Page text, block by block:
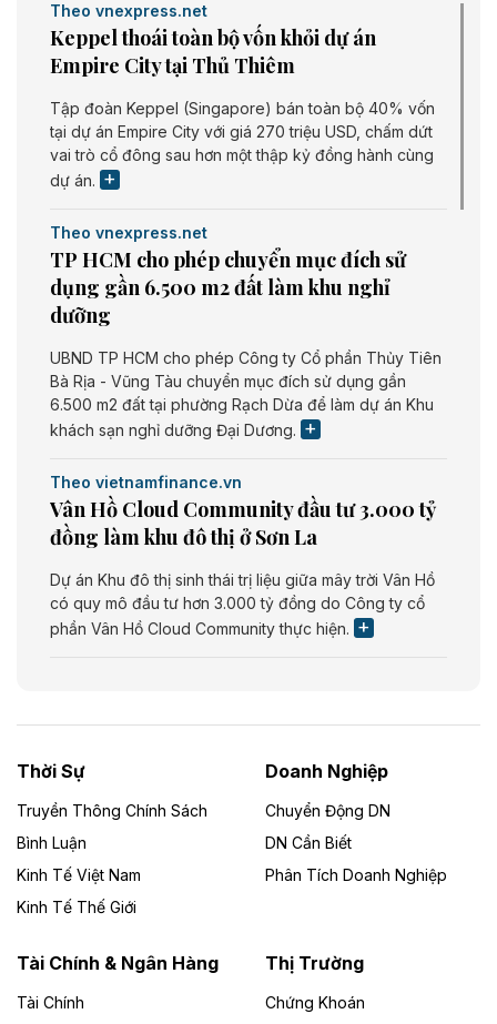
Theo vnexpress.net
Keppel thoái toàn bộ vốn khỏi dự án
Empire City tại Thủ Thiêm
Tập đoàn Keppel (Singapore) bán toàn bộ 40% vốn
tại dự án Empire City với giá 270 triệu USD, chấm dứt
vai trò cổ đông sau hơn một thập kỷ đồng hành cùng
dự án.
Theo vnexpress.net
TP HCM cho phép chuyển mục đích sử
dụng gần 6.500 m2 đất làm khu nghỉ
dưỡng
UBND TP HCM cho phép Công ty Cổ phần Thủy Tiên
Bà Rịa - Vũng Tàu chuyển mục đích sử dụng gần
6.500 m2 đất tại phường Rạch Dừa để làm dự án Khu
khách sạn nghỉ dưỡng Đại Dương.
Theo vietnamfinance.vn
Vân Hồ Cloud Community đầu tư 3.000 tỷ
đồng làm khu đô thị ở Sơn La
Dự án Khu đô thị sinh thái trị liệu giữa mây trời Vân Hồ
có quy mô đầu tư hơn 3.000 tỷ đồng do Công ty cổ
phần Vân Hồ Cloud Community thực hiện.
Dự án Nhà máy xử lý rác và phát điện Bắc Giang do
Công ty TNHH Năng lượng môi trường Bắc Giang làm
Theo vietnamfinance.vn
Đức Long Gia Lai mở rộng ‘hệ sinh thái’
Lai
Bốn doanh nghiệp có sự góp vốn của Công ty Cổ
Thời Sự
Truyền Thông Chính Sách
Bình Luận
Kinh Tế Việt Nam
Kinh Tế Thế Giới
Doanh Nghiệp
Chuyển Động DN
DN Cần Biết
Phân Tích Doanh Nghiệp
Tài Chính & Ngân Hàng
Tài Chính
Thị Trường
Chứng Khoán